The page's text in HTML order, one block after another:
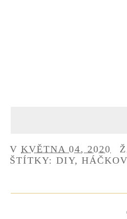
V KVĚTNA 04, 2020
ŠTÍTKY: DIY,